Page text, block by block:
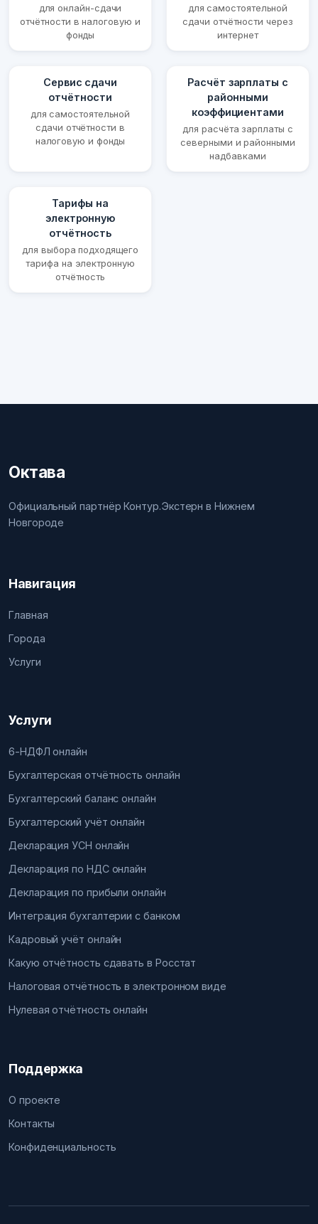
для онлайн-сдачи
отчётности в налоговую и
фонды
для самостоятельной
сдачи отчётности через
интернет
Сервис сдачи
отчётности
для самостоятельной
сдачи отчётности в
налоговую и фонды
Расчёт зарплаты с
районными
коэффициентами
для расчёта зарплаты с
северными и районными
надбавками
Тарифы на
электронную
отчётность
для выбора подходящего
тарифа на электронную
отчётность
Октава
Официальный партнёр Контур.Экстерн в Нижнем
Новгороде
Навигация
Главная
Города
Услуги
Услуги
6-НДФЛ онлайн
Бухгалтерская отчётность онлайн
Бухгалтерский баланс онлайн
Бухгалтерский учёт онлайн
Декларация УСН онлайн
Декларация по НДС онлайн
Декларация по прибыли онлайн
Интеграция бухгалтерии с банком
Кадровый учёт онлайн
Какую отчётность сдавать в Росстат
Налоговая отчётность в электронном виде
Нулевая отчётность онлайн
Поддержка
О проекте
Контакты
Конфиденциальность